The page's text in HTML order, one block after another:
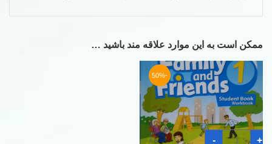
ممکن است به این موارد علاقه مند باشید …
-50%
-
کتاب
فمیلی
+